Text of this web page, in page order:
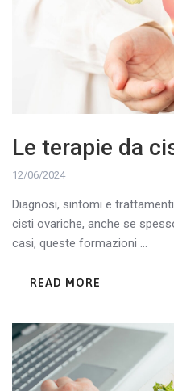
Le terapie da
12/06/2024
Diagnosi, sintomi e
cisti ovariche, anche se
casi, queste formazioni ...
READ MORE